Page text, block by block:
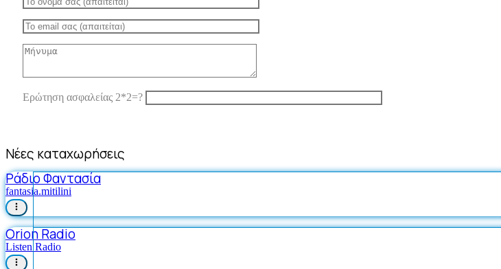
Ερώτηση ασφαλείας 2*2=?
Νέες καταχωρήσεις
Ράδιο Φαντασία
fantasia.mitilini
Orion Radio
Listen Radio